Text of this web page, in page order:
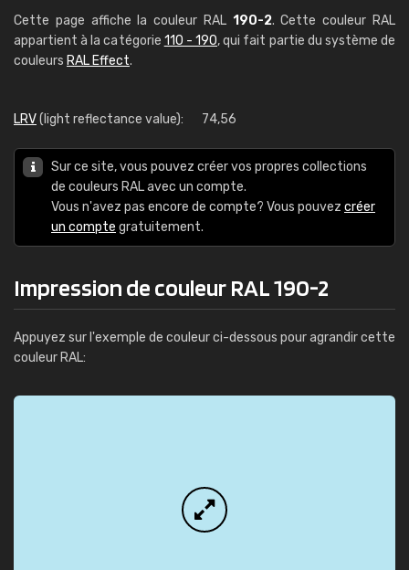
Cette page affiche la couleur RAL 190-2. Cette couleur RAL
appartient à la catégorie 110 - 190, qui fait partie du système de
couleurs RAL Effect.
LRV(light reflectance value): 74,56
Sur ce site, vous pouvez créer vos propres collections
de couleurs RAL avec un compte.
Vous n'avez pas encore de compte? Vous pouvez créer
un compte gratuitement.
Impression de couleur RAL 190-2
Appuyez sur l'exemple de couleur ci-dessous pour agrandir cette
couleur RAL: